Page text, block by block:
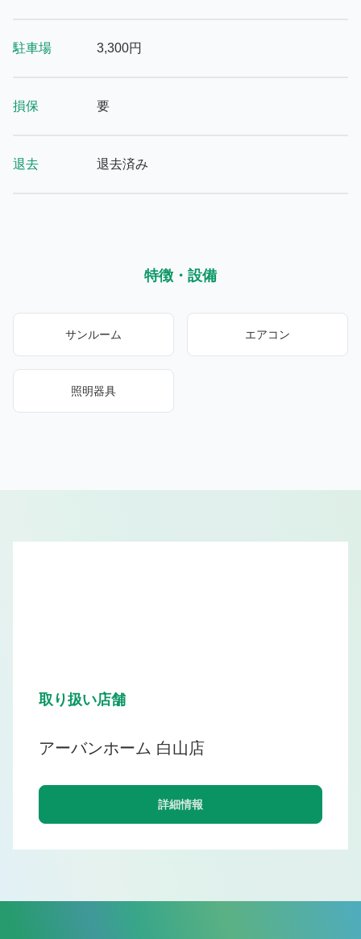
駐車場 3,300円
損保 要
退去 退去済み
特徴・設備
サンルーム エアコン
照明器具
取り扱い店舗
アーバンホーム 白山店
詳細情報